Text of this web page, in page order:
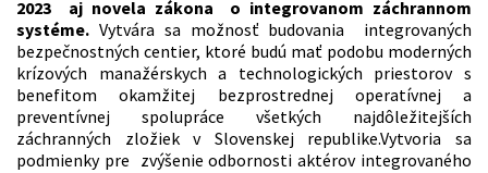
2023 aj novela zákona o integrovanom záchrannom
systéme. Vytvára sa možnosť budovania integrovaných
bezpečnostných centier, ktoré budú mať podobu moderných
krízových manažérskych a technologických priestorov s
benefitom okamžitej bezprostrednej operatívnej a
preventívnej spolupráce všetkých najdôležitejších
záchranných zložiek v Slovenskej republike.Vytvoria sa
podmienky pre zvýšenie odbornosti aktérov integrovaného